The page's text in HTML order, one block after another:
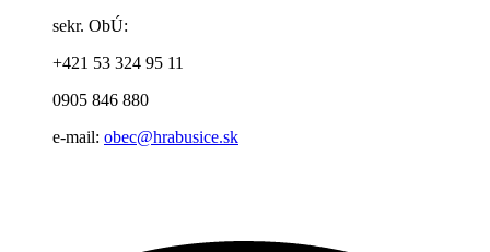
sekr. ObÚ:
+421 53 324 95 11
0905 846 880
e-mail: obec@hrabusice.sk